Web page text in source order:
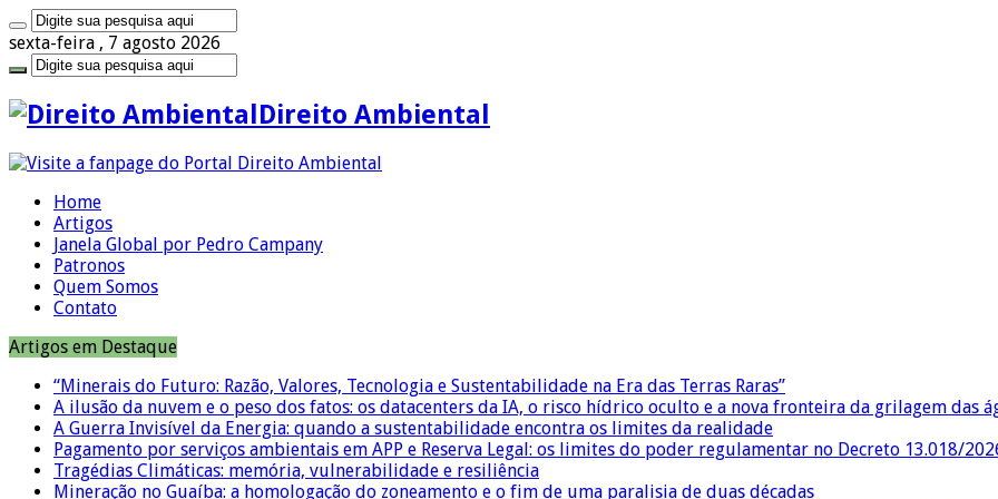
sexta-feira , 7 agosto 2026
Direito Ambiental
Home
Artigos
Janela Global por Pedro Campany
Patronos
Quem Somos
Contato
Artigos em Destaque
“Minerais do Futuro: Razão, Valores, Tecnologia e Sustentabilidade na Era das Terras Raras”
A ilusão da nuvem e o peso dos fatos: os datacenters da IA, o risco hídrico oculto e a nova fronteira da grilagem das
A Guerra Invisível da Energia: quando a sustentabilidade encontra os limites da realidade
Pagamento por serviços ambientais em APP e Reserva Legal: os limites do poder regulamentar no Decreto 13.018/
Tragédias Climáticas: memória, vulnerabilidade e resiliência
Mineração no Guaíba: a homologação do zoneamento e o fim de uma paralisia de duas décadas